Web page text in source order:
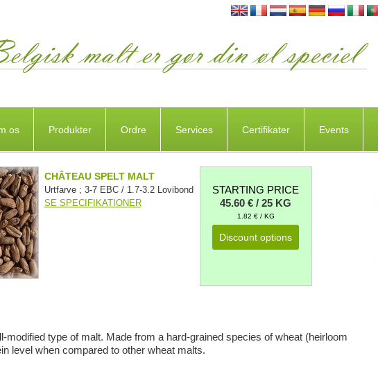
os Produkter Ordre Services Certifikater Events
CHÂTEAU SPELT MALT
Urtfarve ; 3-7 EBC / 1.7-3.2 Lovibond
SE SPECIFIKATIONER
STARTING PRICE
45.60 € / 25 KG
1.82 € / KG
Discount options
modified type of malt. Made from a hard-grained species of wheat (heirloom
level when compared to other wheat malts.